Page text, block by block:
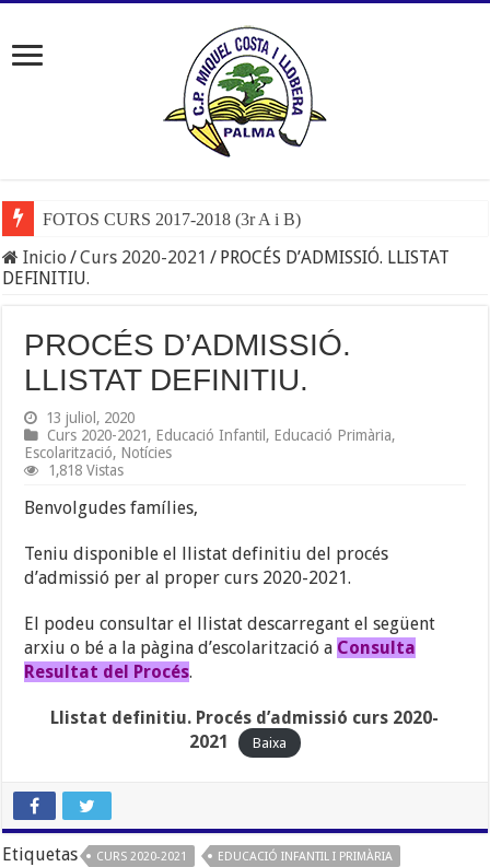
FOTOS CURS 2017-2018 (3r A i B)
Inicio /Curs 2020-2021 / PROCÉS D’ADMISSIÓ. LLISTAT
DEFINITIU.
PROCÉS D’ADMISSIÓ.
LLISTAT DEFINITIU.
13 juliol, 2020
Curs 2020-2021, Educació Infantil , Educació Primària,
Escolarització, Notícies
1,818 Vistas
Benvolgudes famílies,
Teniu disponible el llistat definitiu del procés
d’admissió per al proper curs 2020-2021.
El podeu consultar el llistat descarregant el següent
arxiu o bé a la pàgina d’escolarització a Consulta
Resultat del Procés.
Llistat definitiu. Procés d’admissió curs 2020-
2021
Baixa
Etiquetas CURS 2020-2021
EDUCACIÓ INFANTIL I PRIMÀRIA